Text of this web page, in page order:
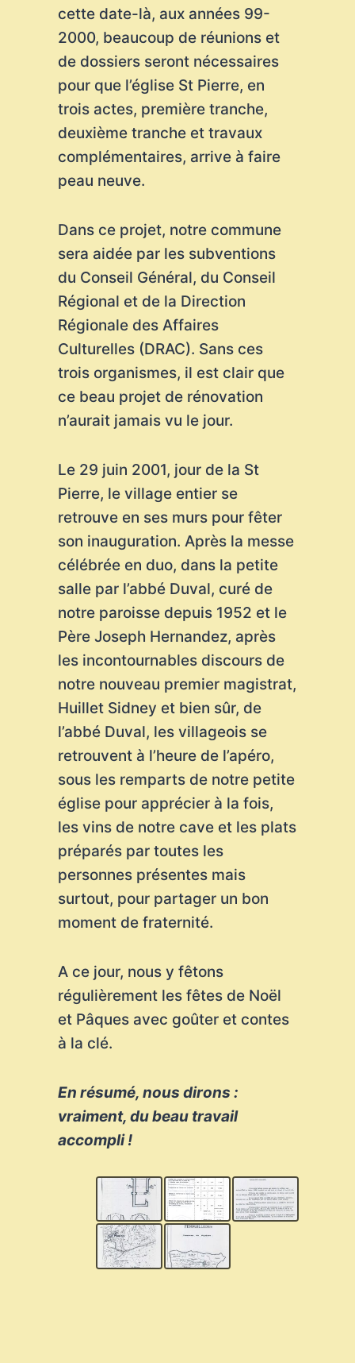
cette date-là, aux années 99-
2000, beaucoup de réunions et
de dossiers seront nécessaires
pour que l’église St Pierre, en
trois actes, première tranche,
deuxième tranche et travaux
complémentaires, arrive à faire
peau neuve.
Dans ce projet, notre commune
sera aidée par les subventions
du Conseil Général, du Conseil
Régional et de la Direction
Régionale des Affaires
Culturelles (DRAC). Sans ces
trois organismes, il est clair que
ce beau projet de rénovation
n’aurait jamais vu le jour.
Le 29 juin 2001, jour de la St
Pierre, le village entier se
retrouve en ses murs pour fêter
son inauguration. Après la messe
célébrée en duo, dans la petite
salle par l’abbé Duval, curé de
notre paroisse depuis 1952 et le
Père Joseph Hernandez, après
les incontournables discours de
notre nouveau premier magistrat,
Huillet Sidney et bien sûr, de
l’abbé Duval, les villageois se
retrouvent à l’heure de l’apéro,
sous les remparts de notre petite
église pour apprécier à la fois,
les vins de notre cave et les plats
préparés par toutes les
personnes présentes mais
surtout, pour partager un bon
moment de fraternité.
A ce jour, nous y fêtons
régulièrement les fêtes de Noël
et Pâques avec goûter et contes
à la clé.
En résumé, nous dirons :
vraiment, du beau travail
accompli !